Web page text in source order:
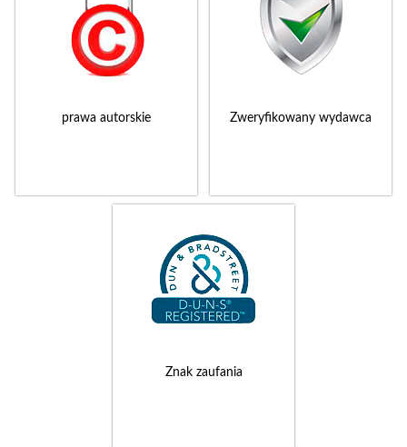
prawa autorskie Zweryfikowany wydawca
Znak zaufania